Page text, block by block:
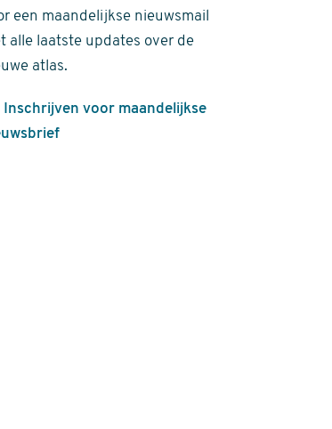
een maandelijkse nieuwsmail
alle laatste updates over de
atlas.
Inschrijven voor maandelijkse